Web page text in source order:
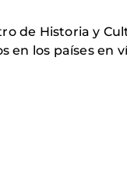
de Historia y
los países en